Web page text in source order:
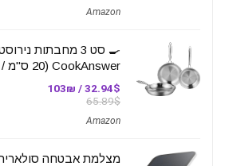
Amazon
CookAnswer (20 ס"מ / 24 ס"מ / 28 ס"מ)
32.94$ / 103₪
65.89$
Amazon